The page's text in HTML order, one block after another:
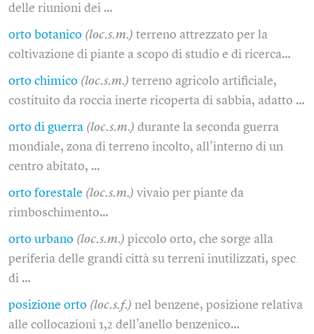
delle riunioni dei …
orto botanico (loc.s.m.) terreno attrezzato per la
coltivazione di piante a scopo di studio e di ricerca…
orto chimico (loc.s.m.) terreno agricolo artificiale,
costituito da roccia inerte ricoperta di sabbia, adatto …
orto di guerra (loc.s.m.) durante la seconda guerra
mondiale, zona di terreno incolto, all'interno di un
centro abitato, …
orto forestale (loc.s.m.) vivaio per piante da
rimboschimento…
orto urbano (loc.s.m.) piccolo orto, che sorge alla
periferia delle grandi città su terreni inutilizzati, spec.
di …
posizione orto (loc.s.f.) nel benzene, posizione relativa
alle collocazioni 1,2 dell'anello benzenico…